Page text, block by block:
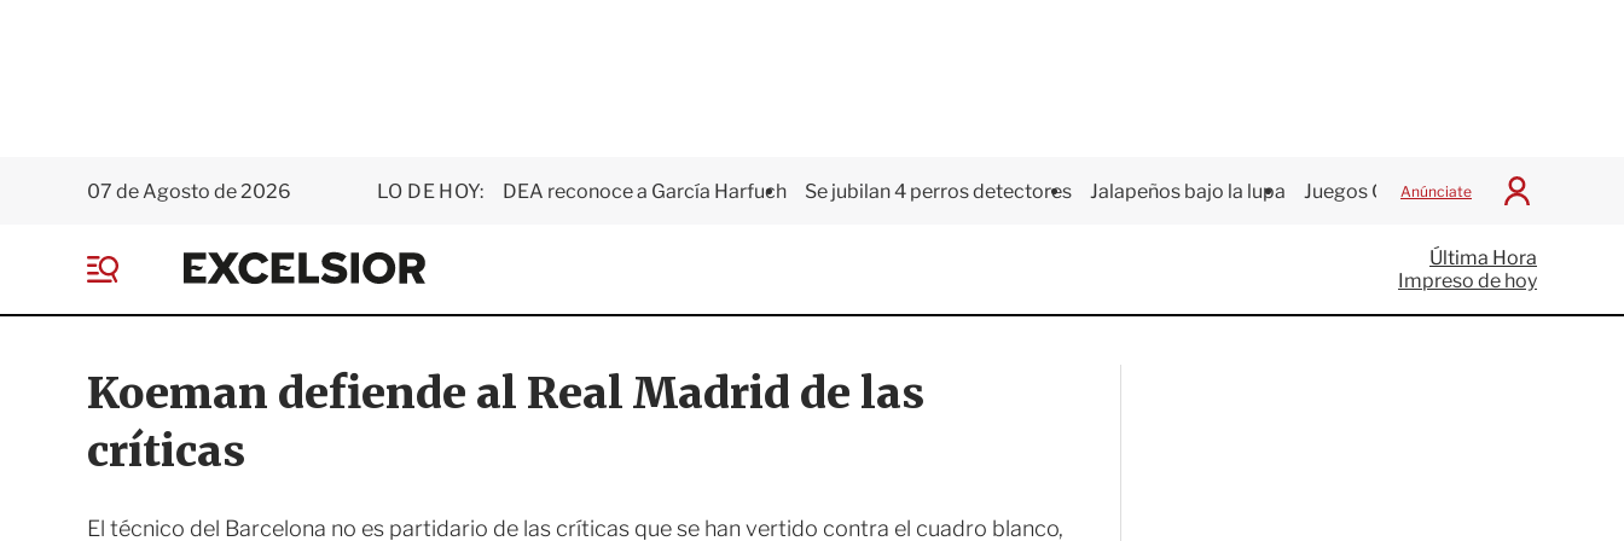
07 de Agosto de 2026 LO DE HOY: DEA reconoce a García Harfuch Se jubilan 4 perros detectores Jalapeños bajo la lupa Juegos Centroamericanos
Anúnciate
I
c
i
a
E
x
e
s
i
o
e
Última Hora
Impreso de hoy
Koeman defiende al Real Madrid de las
críticas
El técnico del Barcelona no es partidario de las críticas que se han vertido contra el cuadro blanco,